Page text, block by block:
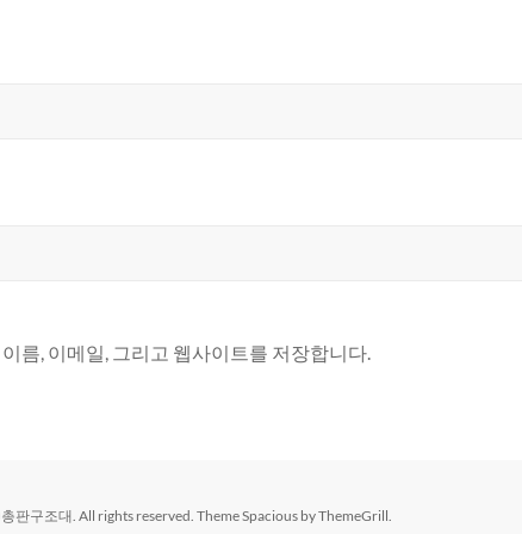
름, 이메일, 그리고 웹사이트를 저장합니다.
판구조대 . All rights reserved. ThemeSpacious by ThemeGrill.